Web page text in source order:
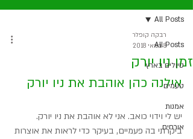
All Posts
טיולים בארץ
טעמים
אמנות
אורחים
All Posts
זמן ניו יורק
רבקה קופלר
8 במאי 2018
אילנה כהן אוהבת את ניו יורק
יש לי וידוי כואב. אני לא אוהבת את ניו יורק.
ביקרתי בה פעמיים, בעיקר כדי לראות את אוצרות